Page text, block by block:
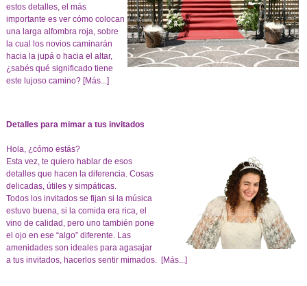
estos detalles, el más
importante es ver cómo colocan
una larga alfombra roja, sobre
la cual los novios caminarán
hacia la jupá o hacia el altar,
¿sabés qué significado tiene
este lujoso camino? [Más...]
Detalles para mimar a tus invitados
Hola, ¿cómo estás?
Esta vez, te quiero hablar de esos
detalles que hacen la diferencia. Cosas
delicadas, útiles y simpáticas.
Todos los invitados se fijan si la música
estuvo buena, si la comida era rica, el
vino de calidad, pero uno también pone
el ojo en ese “algo” diferente. Las
amenidades son ideales para agasajar
a tus invitados, hacerlos sentir mimados. [Más...]